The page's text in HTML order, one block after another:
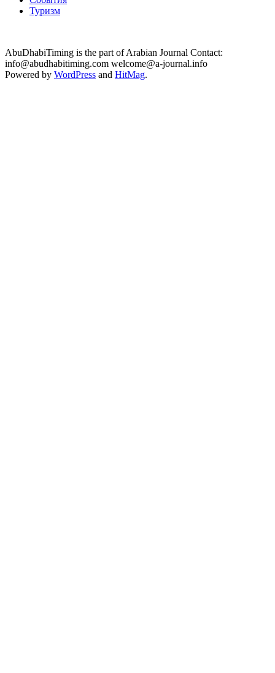
Туризм
AbuDhabiTiming is the part of Arabian Journal Contact:
info@abudhabitiming.com welcome@a-journal.info
Powered by WordPress and HitMag.